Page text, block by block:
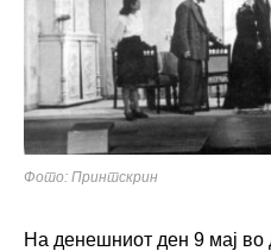
Фото: Принтскрин
На денешниот ден 9 мај во